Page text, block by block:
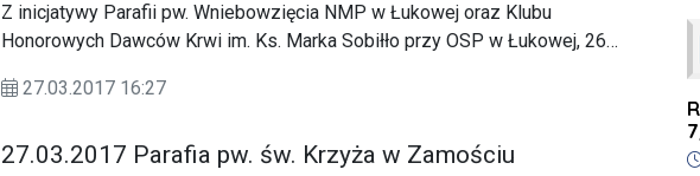
Z inicjatywy Parafii pw. Wniebowzięcia NMP w Łukowej oraz Klubu
Honorowych Dawców Krwi im. Ks. Marka Sobiłło przy OSP w Łukowej, 26
krwi.27.03.2017 16:27
27.03.2017 Parafia pw. św. Krzyża w Zamościu